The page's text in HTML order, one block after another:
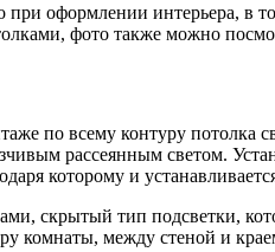
при оформлении интерьера, в
фото также можно
по всему контуру потолка
рассеянным светом.
которому и
скрытый тип подсветки,
комнаты, между стеной и